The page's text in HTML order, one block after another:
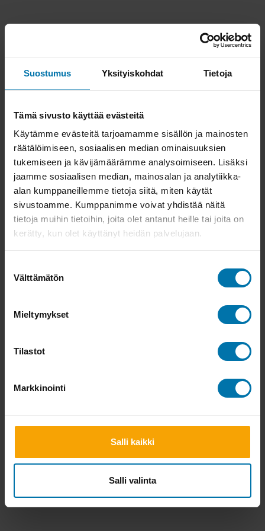
Suostumus Yksityiskohdat Tietoja
Tämä sivusto käyttää evästeitä
Käytämme evästeitä tarjoamamme sisällön ja mainosten
räätälöimiseen, sosiaalisen median ominaisuuksien
tukemiseen ja kävijämäärämme analysoimiseen. Lisäksi
jaamme sosiaalisen median, mainosalan ja analytiikka-
alan kumppaneillemme tietoja siitä, miten käytät
sivustoamme. Kumppanimme voivat yhdistää näitä
tietoja muihin tietoihin, joita olet antanut heille tai joita on
kerätty, kun olet käyttänyt heidän palvelujaan.
valinta
Välttämätön
Mieltymykset
Tilastot
Markkinointi
Salli kaikki
Salli valinta